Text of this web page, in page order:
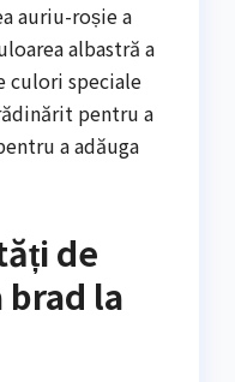
auriu-roșie a
albastră a
culori speciale
pentru a
a adăuga
de
la